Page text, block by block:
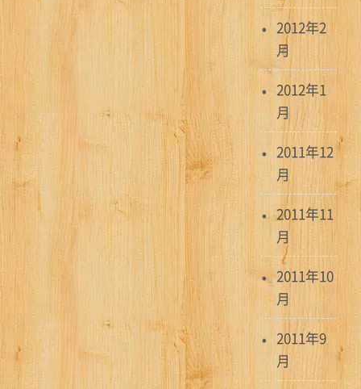
2012年2
月
2012年1
月
2011年12
月
2011年11
月
2011年10
月
2011年9
月